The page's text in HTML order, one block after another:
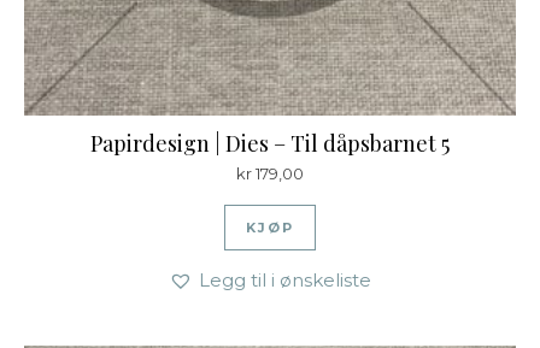
Papirdesign | Dies – Til dåpsbarnet 5
kr179,00
KJØP
Legg til i ønskeliste